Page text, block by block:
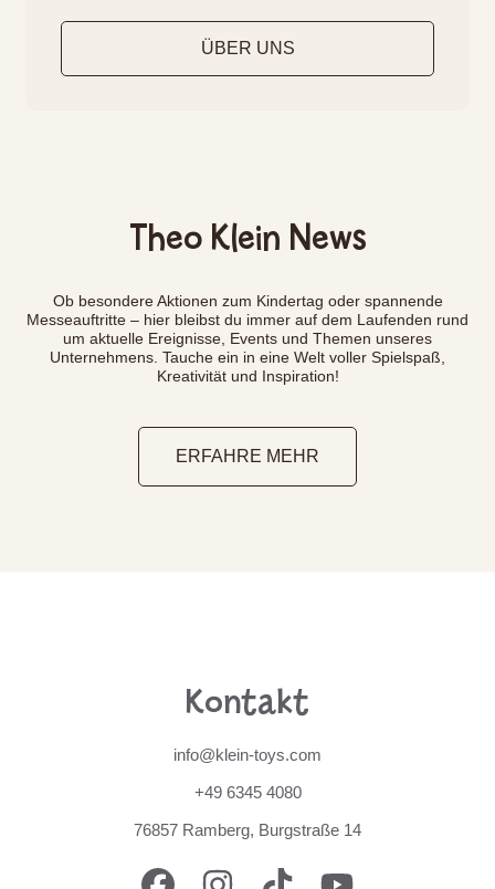
ÜBER UNS
Theo Klein News
Ob besondere Aktionen zum Kindertag oder spannende
Messeauftritte – hier bleibst du immer auf dem Laufenden rund
um aktuelle Ereignisse, Events und Themen unseres
Unternehmens. Tauche ein in eine Welt voller Spielspaß,
Kreativität und Inspiration!
ERFAHRE MEHR
Kontakt
info@klein-toys.com
+49 6345 4080
76857 Ramberg, Burgstraße 14
FACEBOOKINSTAGRAMTIKTOK